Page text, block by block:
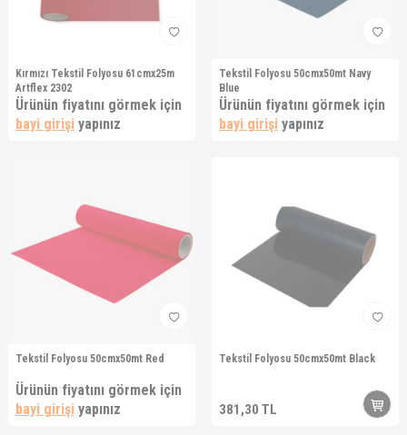
Kırmızı Tekstil Folyosu 61cmx25m
Artflex 2302
Ürünün fiyatını görmek için
bayi girişi yapınız
Tekstil Folyosu 50cmx50mt Navy
Blue
Ürünün fiyatını görmek için
bayi girişi yapınız
Tekstil Folyosu 50cmx50mt Red
Ürünün fiyatını görmek için
bayi girişi yapınız
Tekstil Folyosu 50cmx50mt Black
381,30 TL